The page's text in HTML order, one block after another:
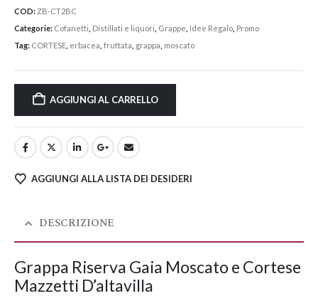
COD:ZB-CT2BC
Categorie: Cofanetti Distillati e liquori Grappe Idee Regalo Promo
Tag: CORTESE erbacea fruttata grappa moscato
AGGIUNGI AL CARRELLO
AGGIUNGI ALLA LISTA DEI DESIDERI
DESCRIZIONE
Grappa Riserva Gaia Moscato e Cortese
Mazzetti D’altavilla